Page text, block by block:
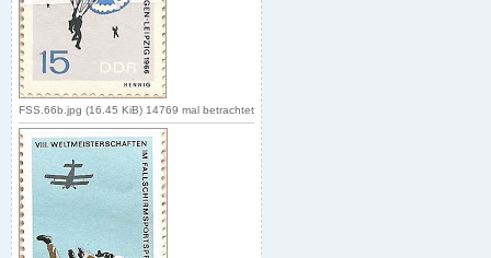
FSS.66b.jpg (16.45 KiB) 14769 mal betrachtet